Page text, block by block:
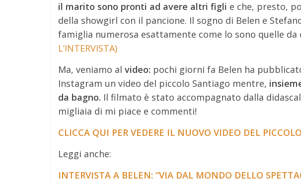
il marito sono pronti ad avere altri figli e che, presto,
della showgirl con il pancione. Il sogno di Belen e
famiglia numerosa esattamente come lo sono quelle da
L’INTERVISTA)
Ma, veniamo al video: pochi giorni fa Belen ha
Instagram un video del piccolo Santiago mentre,
da bagno. Il filmato è stato accompagnato dalla
migliaia di mi piace e commenti!
CLICCA QUI PER VEDERE IL NUOVO VIDEO DEL
Leggi anche:
INTERVISTA A BELEN: “VIA DAL MONDO DELLO